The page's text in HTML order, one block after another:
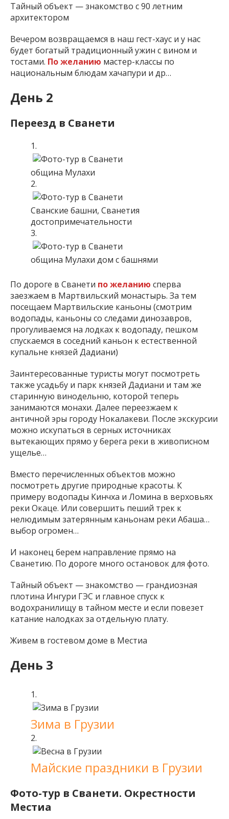
Тайный объект — знакомство с 90 летним
архитектором
Вечером возвращаемся в наш гест-хаус и у нас
будет богатый традиционный ужин с вином и
тостами. По желанию мастер-классы по
национальным блюдам хачапури и др…
День 2
Переезд в Сванети
община Мулахи
Сванские башни, Сванетия
достопримечательности
община Мулахи дом с башнями
По дороге в Сванети по желанию сперва
заезжаем в Мартвильский монастырь. За тем
посещаем Мартвильские каньоны (смотрим
водопады, каньоны со следами динозавров,
прогуливаемся на лодках к водопаду, пешком
спускаемся в соседний каньон к естественной
купальне князей Дадиани)
Заинтересованные туристы могут посмотреть
также усадьбу и парк князей Дадиани и там же
старинную винодельню, которой теперь
занимаются монахи. Далее переезжаем к
античной эры городу Нокалакеви. После экскурсии
можно искупаться в серных источниках
вытекающих прямо у берега реки в живописном
ущелье…
Вместо перечисленных объектов можно
посмотреть другие природные красоты. К
примеру водопады Кинчха и Ломина в верховьях
реки Окаце. Или совершить пеший трек к
нелюдимым затерянным каньонам реки Абаша…
выбор огромен…
И наконец берем направление прямо на
Сванетию. По дороге много остановок для фото.
Тайный объект — знакомство — грандиозная
плотина Ингури ГЭС и главное спуск к
водохранилищу в тайном месте и если повезет
катание налодках за отдельную плату.
Живем в гостевом доме в Местиа
День 3
Зима в Грузии
Майские праздники в Грузии
Фото-тур в Сванети. Окрестности
Местиа